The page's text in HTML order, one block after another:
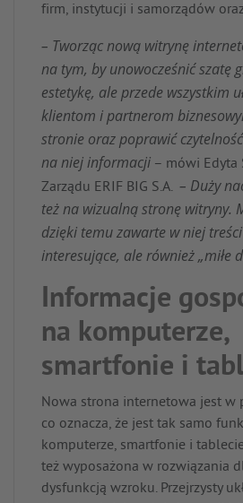
firm, instytucji i samorządów
– Tworząc nową witrynę
na tym, by unowocześnić szatę
estetykę, ale przede wszystkim
klientom i partnerom
stronie oraz poprawić
na niej informacji – mówi Edyta
Zarządu ERIF BIG S.A. – Duży
też na wizualną stronę witryny.
dzięki temu zawarte w niej
interesujące, ale również „miłe
Informacje
na komputerze,
smartfonie i
Nowa strona internetowa jest w
co oznacza, że jest tak samo
komputerze, smartfonie i
też wyposażona w rozwiązania
dysfunkcją wzroku. Przejrzysty